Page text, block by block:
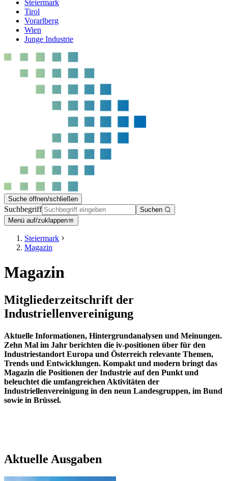
Steiermark
Tirol
Vorarlberg
Wien
Junge Industrie
Suche öffnen/schließen
Suchbegriff
Suchen
Menü auf/zuklappen
Steiermark
Magazin
Magazin
Mitgliederzeitschrift der
Industriellenvereinigung
Aktuelle Informationen, Hintergrundanalysen und Meinungen.
Zehn Mal im Jahr berichten die iv-positionen über für den
Industriestandort Europa und Österreich relevante Themen,
Trends und Entwicklungen. Kompakt und modern bringt das
Magazin die Positionen der Industrie auf den Punkt und
beleuchtet die umfangreichen Aktivitäten der
Industriellenvereinigung in den neun Landesgruppen, im Bund
sowie in Brüssel.
Aktuelle Ausgaben